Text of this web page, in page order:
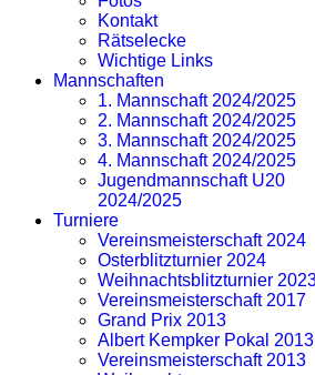
Kontakt
Rätselecke
Wichtige Links
Mannschaften
1. Mannschaft 2024/2025
2. Mannschaft 2024/2025
3. Mannschaft 2024/2025
4. Mannschaft 2024/2025
Jugendmannschaft U20
2024/2025
Turniere
Vereinsmeisterschaft 2024
Osterblitzturnier 2024
Weihnachtsblitzturnier
Vereinsmeisterschaft 2017
Grand Prix 2013
Albert Kempker Pokal 2013
Vereinsmeisterschaft 2013